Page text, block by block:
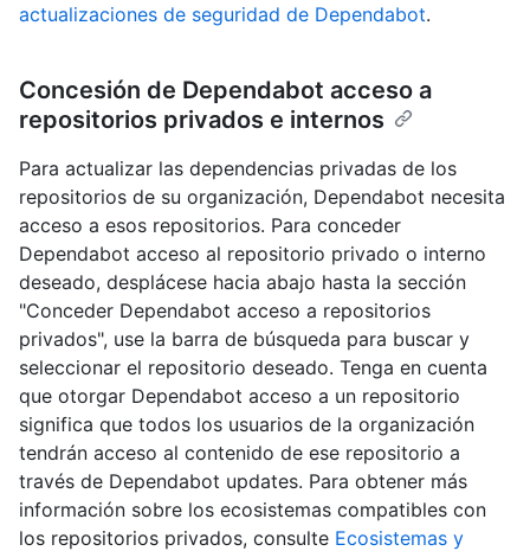
actualizaciones de seguridad de Dependabot.
Concesión de Dependabot acceso a
repositorios privados e internos
Para actualizar las dependencias privadas de los
repositorios de su organización, Dependabot necesita
acceso a esos repositorios. Para conceder
Dependabot acceso al repositorio privado o interno
deseado, desplácese hacia abajo hasta la sección
"Conceder Dependabot acceso a repositorios
privados", use la barra de búsqueda para buscar y
seleccionar el repositorio deseado. Tenga en cuenta
que otorgar Dependabot acceso a un repositorio
significa que todos los usuarios de la organización
tendrán acceso al contenido de ese repositorio a
través de Dependabot updates. Para obtener más
información sobre los ecosistemas compatibles con
los repositorios privados, consulte Ecosistemas y